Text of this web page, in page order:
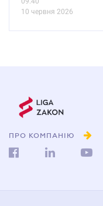
10 червня 2026
ПРО КОМПАНІЮ